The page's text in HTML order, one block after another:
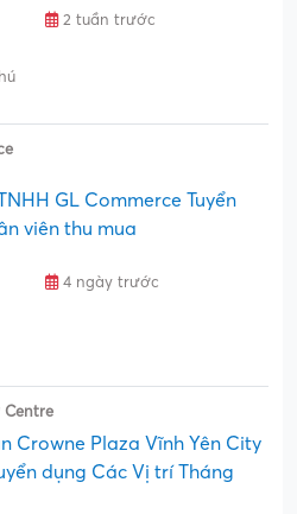
2 tuần trước
GL Commerce Tuyển
viên thu mua
4 ngày trước
Centre
Crowne Plaza Vĩnh Yên City
dụng Các Vị trí Tháng